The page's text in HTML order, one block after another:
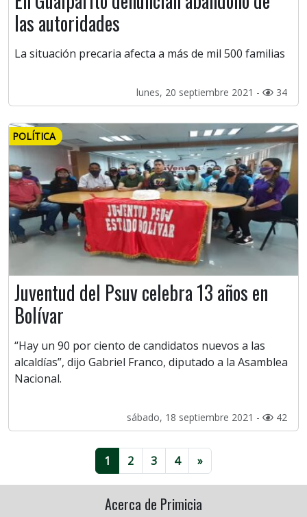
las autoridades
La situación precaria afecta a más de mil 500 familias
lunes, 20 septiembre 2021 - 34
POLÍTICA
Juventud del Psuv celebra 13 años en
Bolívar
“Hay un 90 por ciento de candidatos nuevos a las
alcaldías”, dijo Gabriel Franco, diputado a la Asamblea
Nacional.
sábado, 18 septiembre 2021 - 42
1 2 3 4 »
Acerca de Primicia